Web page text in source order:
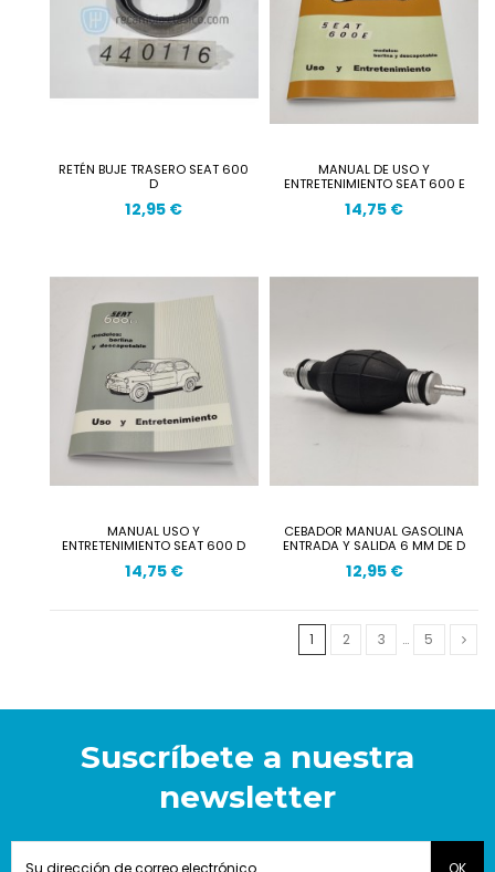
RETÉN BUJE TRASERO SEAT 600
D
12,95 €
MANUAL DE USO Y
ENTRETENIMIENTO SEAT 600 E
14,75 €
MANUAL USO Y
ENTRETENIMIENTO SEAT 600 D
14,75 €
CEBADOR MANUAL GASOLINA
ENTRADA Y SALIDA 6 MM DE D
12,95 €
1 2 3 … 5
Suscríbete a nuestra
newsletter